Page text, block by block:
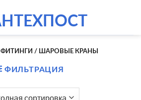
ФИТИНГИ / ШАРОВЫЕ КРАНЫ
ФИЛЬТРАЦИЯ